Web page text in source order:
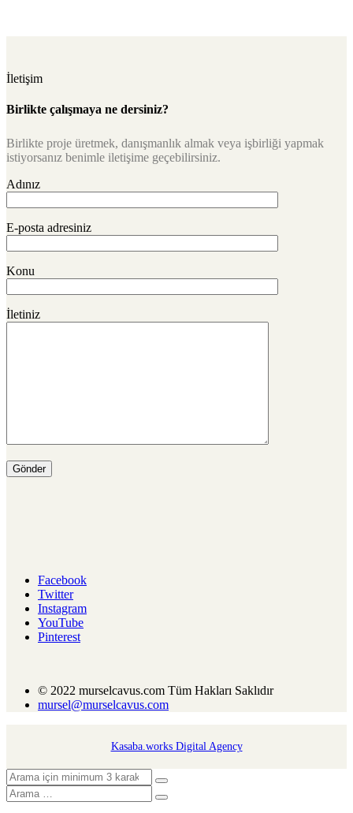
İletişim
Birlikte çalışmaya ne dersiniz?
Birlikte proje üretmek, danışmanlık almak veya işbirliği yapmak
istiyorsanız benimle iletişime geçebilirsiniz.
Adınız
E-posta adresiniz
Konu
İletiniz
Facebook
Twitter
Instagram
YouTube
Pinterest
© 2022 murselcavus.com Tüm Hakları Saklıdır
mursel@murselcavus.com
Kasaba.works Digital Agency